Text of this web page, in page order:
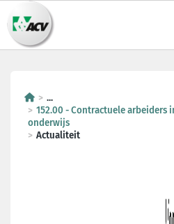
...
152.00 - Contractuele arbeiders
onderwijs
Actualiteit